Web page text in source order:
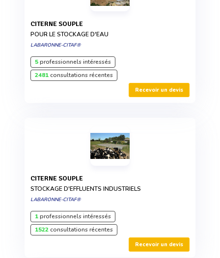
CITERNE SOUPLE
POUR LE STOCKAGE D'EAU
LABARONNE-CITAF®
5professionnels intéressés
2481consultations récentes
Recevoir un devis
CITERNE SOUPLE
STOCKAGE D'EFFLUENTS INDUSTRIELS
LABARONNE-CITAF®
1professionnels intéressés
1522consultations récentes
Recevoir un devis